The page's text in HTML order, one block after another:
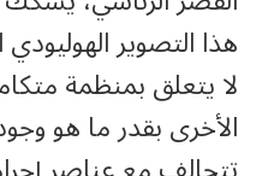
هذا التصوير
لا يتعلق بمنظمة
الأخرى بقدر ما هو